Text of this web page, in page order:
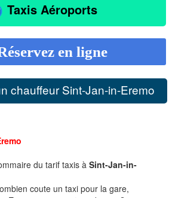
Taxis Aéroports
en ligne
chauffeur Sint-Jan-in-Eremo
du tarif taxis à Sint-Jan-in-
coute un taxi pour la gare,